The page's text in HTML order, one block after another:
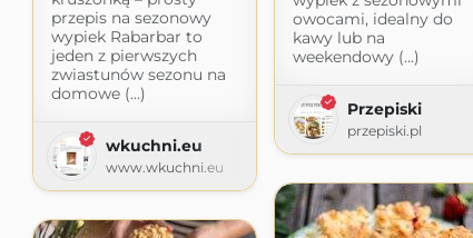
przepis na sezonowy
wypiek Rabarbar to
jeden z pierwszych
zwiastunów sezonu na
domowe (...)
wkuchni.eu
www.wkuchni.eu
owocami, idealny do
kawy lub na
weekendowy (...)
Przepiski
przepiski.pl